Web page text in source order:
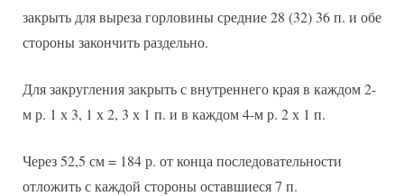
закрыть для выреза горловины средние 28 (32) 36 п. и обе
стороны закончить раздельно.
Для закругления закрыть с внутреннего края в каждом 2-
м р. 1 х 3, 1 х 2, 3 х 1 п. и в каждом 4-м р. 2 х 1 п.
Через 52,5 см = 184 р. от конца последовательности
отложить с каждой стороны оставшиеся 7 п.